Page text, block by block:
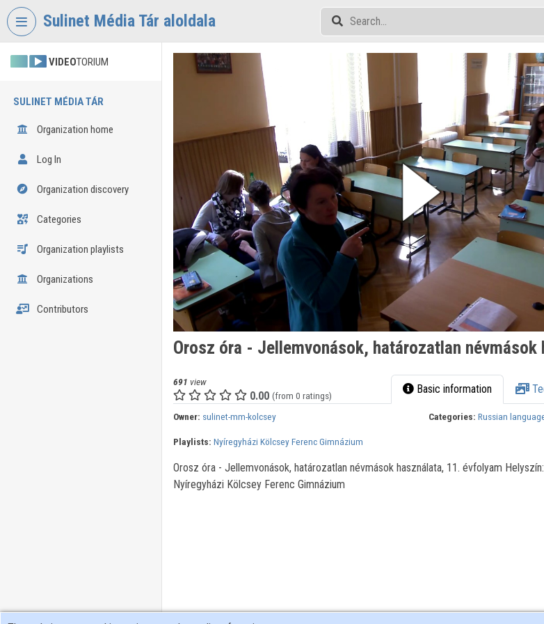
Skip header
Sulinet Média Tár aloldala
VIDEOTORIUM
SULINET MÉDIA TÁR
Organization home
Log In
Organization discovery
Categories
Organization playlists
Organizations
Contributors
Orosz óra - Jellemvonások, határozatlan névmások
691 view
0.00 (from 0 ratings) Basic information
Owner: sulinet-mm-kolcsey Categories: Russian
Playlists: Nyíregyházi Kölcsey Ferenc Gimnázium
Orosz óra - Jellemvonások, határozatlan névmások használata, 11. évfolyam
Nyíregyházi Kölcsey Ferenc Gimnázium